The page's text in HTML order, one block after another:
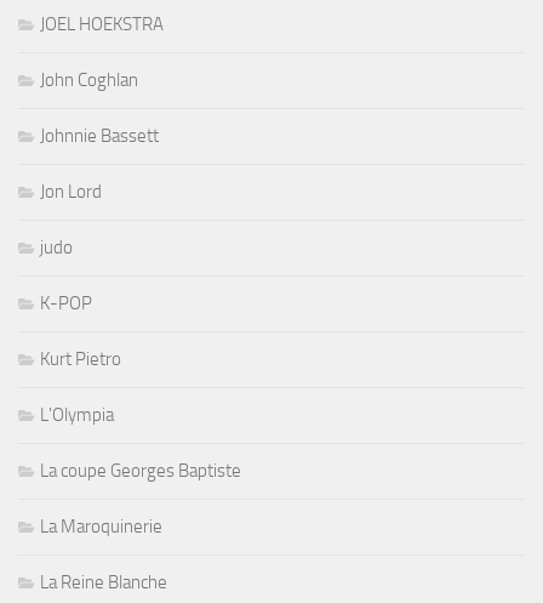
JOEL HOEKSTRA
John Coghlan
Johnnie Bassett
Jon Lord
judo
K-POP
Kurt Pietro
L'Olympia
La coupe Georges Baptiste
La Maroquinerie
La Reine Blanche